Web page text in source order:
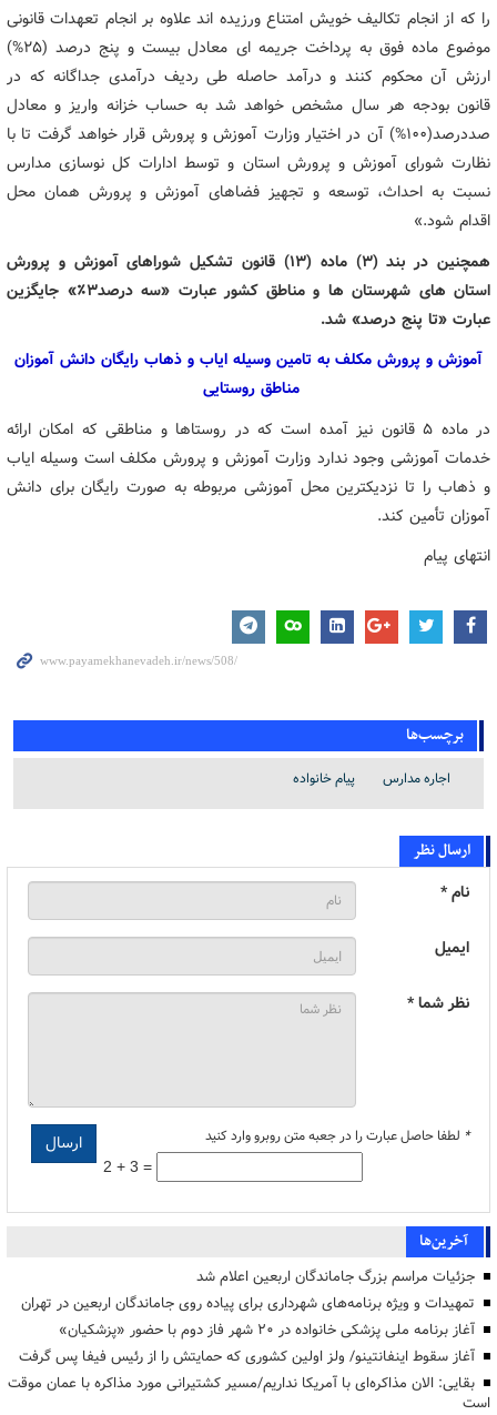
را که از انجام تکالیف خویش امتناع ورزیده اند علاوه بر انجام تعهدات قانونی
موضوع ماده فوق به پرداخت جریمه ای معادل بیست و پنج درصد (۲۵%)
ارزش آن محکوم کنند و درآمد حاصله طی ردیف درآمدی جداگانه که در
قانون بودجه هر سال مشخص خواهد شد به حساب خزانه واریز و معادل
صددرصد(۱۰۰%) آن در اختیار وزارت آموزش و پرورش قرار خواهد گرفت تا با
نظارت شورای آموزش و پرورش استان و توسط ادارات کل نوسازی مدارس
نسبت به احداث، توسعه و تجهیز فضاهای آموزش و پرورش همان محل
اقدام شود.»
همچنین در بند (۳) ماده (۱۳) قانون تشکیل شوراهای آموزش و پرورش
استان های شهرستان ها و مناطق کشور عبارت «سه درصد۳٪» جایگزین
عبارت «تا پنج درصد» شد.
آموزش و پرورش مکلف به تامین وسیله ایاب و ذهاب رایگان دانش آموزان
مناطق روستایی
در ماده ۵ قانون نیز آمده است که در روستاها و مناطقی که امکان ارائه
خدمات آموزشی وجود ندارد وزارت آموزش و پرورش مکلف است وسیله ایاب
و ذهاب را تا نزدیکترین محل آموزشی مربوطه به صورت رایگان برای دانش
آموزان تأمین کند.
انتهای پیام
برچسب‌ها
اجاره مدارس پیام خانواده
ارسال نظر
نام *
ایمیل
نظر شما *
* لطفا حاصل عبارت را در جعبه متن روبرو وارد کنید
2 + 3 =
آخرین‌ها
جزئیات مراسم بزرگ جاماندگان اربعین اعلام شد
تمهیدات و ویژه برنامه‌های شهرداری برای پیاده روی جاماندگان اربعین در تهران
آغاز برنامه ملی پزشکی خانواده در ۲۰ شهر فاز دوم با حضور «پزشکیان»
آغاز سقوط اینفانتینو/ ولز اولین کشوری که حمایتش را از رئیس فیفا پس گرفت
بقایی: الان مذاکره‌ای با آمریکا نداریم/مسیر کشتیرانی مورد مذاکره با عمان موقت
است